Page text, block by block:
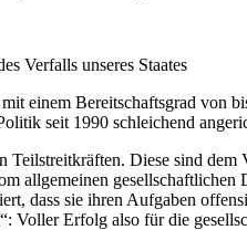
Verfalls unseres Staates
einem Bereitschaftsgrad von
seit 1990 schleichend
Teilstreitkräften. Diese sind
allgemeinen
dass sie ihren Aufgaben
Voller Erfolg also für die